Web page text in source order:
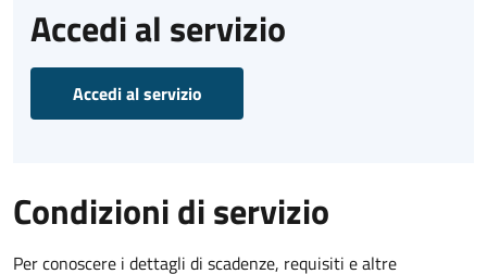
Accedi al servizio
Accedi al servizio
Condizioni di servizio
Per conoscere i dettagli di scadenze, requisiti e altre